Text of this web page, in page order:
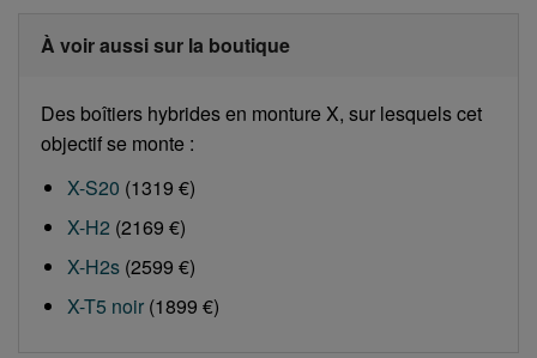
À voir aussi sur la boutique
Des boîtiers hybrides en monture X, sur lesquels cet
objectif se monte :
X-S20 (1319 €)
X-H2 (2169 €)
X-H2s (2599 €)
X-T5 noir (1899 €)